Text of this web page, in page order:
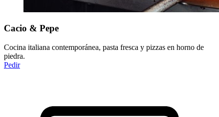
Cacio & Pepe
Cocina italiana contemporánea, pasta fresca y pizzas en horno de
piedra.
Pedir